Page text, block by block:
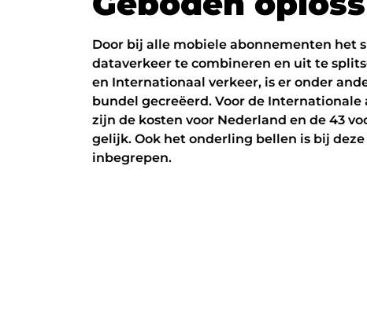
Door bij alle mobiele abonnementen het
dataverkeer te combineren en uit te
en Internationaal verkeer, is er onder
bundel gecreëerd. Voor de
zijn de kosten voor Nederland en de 43
gelijk. Ook het onderling bellen is bij
inbegrepen.